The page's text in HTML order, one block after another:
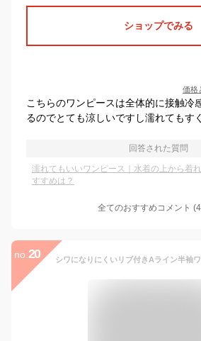
ショップでみる
価格
こちらのワンピースは全体的に接触冷
るのでとても涼しいですし濡れてもす
回答された質問
濡れてもいいワンピース｜水着の上から着
すすめは？
全てのおすすめコメント (4
no. 20